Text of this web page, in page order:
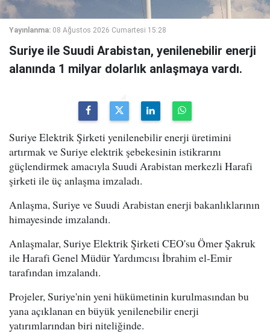
Yayınlanma: 08 Ağustos 2026 Cumartesi 15:28
Suriye ile Suudi Arabistan, yenilenebilir enerji
alanında 1 milyar dolarlık anlaşmaya vardı.
Suriye Elektrik Şirketi yenilenebilir enerji üretimini
artırmak ve Suriye elektrik şebekesinin istikrarını
güçlendirmek amacıyla Suudi Arabistan merkezli Harafi
şirketi ile üç anlaşma imzaladı.
Anlaşma, Suriye ve Suudi Arabistan enerji bakanlıklarının
himayesinde imzalandı.
Anlaşmalar, Suriye Elektrik Şirketi CEO'su Ömer Şakruk
ile Harafi Genel Müdür Yardımcısı İbrahim el-Emir
tarafından imzalandı.
Projeler, Suriye'nin yeni hükümetinin kurulmasından bu
yana açıklanan en büyük yenilenebilir enerji
yatırımlarından biri niteliğinde.